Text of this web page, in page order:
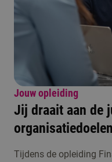
Jouw opleiding
Jij draait aan de
Tijdens de opleiding